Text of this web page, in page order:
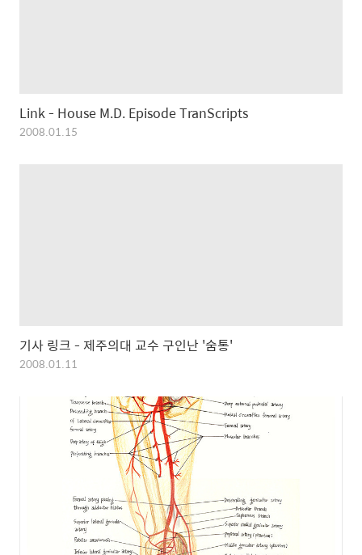
Link - House M.D. Episode TranScripts
2008.01.15
기사 링크 - 제주의대 교수 구인난 '숨통'
2008.01.11